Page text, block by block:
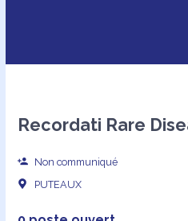
Recordati Rare
Non communiqué
PUTEAUX